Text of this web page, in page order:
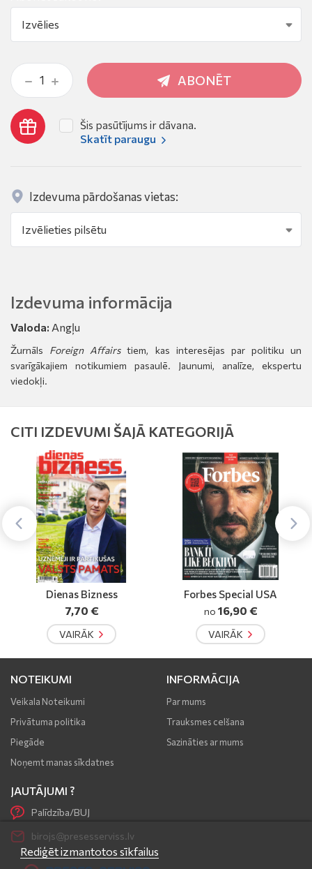
ABONĒT
Šis pasūtījums ir dāvana.
Skatīt paraugu
Izdevuma pārdošanas vietas:
Izdevuma informācija
Valoda: Angļu
Žurnāls Foreign Affairstiem, kas interesējas par politiku un
svarīgākajiem notikumiem pasaulē. Jaunumi, analīze, ekspertu
viedokļi.
CITI IZDEVUMI ŠAJĀ KATEGORIJĀ
Forbes Special USA
no16,90 €
VAIRĀK
China Times EU
9,90 €
VAIRĀK
NOTEIKUMI
Veikala Noteikumi
Privātuma politika
Piegāde
Noņemt manas sīkdatnes
INFORMĀCIJA
Par mums
Trauksmes celšana
Sazināties ar mums
Rediģēt izmantotos sīkfailus
JAUTĀJUMI ?
Palīdzība/BUJ
birojs@presesserviss.lv